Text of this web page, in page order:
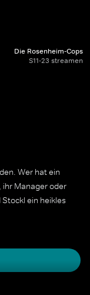
Die Rosenheim-Cops
S11-23 streamen
Wer hat ein
ihr Manager oder
ein heikles